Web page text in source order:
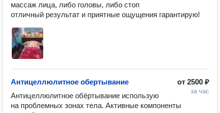
массаж лица, либо головы, либо стоп
отличный результат и приятные ощущения гарантирую!
от 2500 ₽
за час
Антицеллюлитное обертывание
Антицеллюлитное обёртывание использую
на проблемных зонах тела. Активные компоненты